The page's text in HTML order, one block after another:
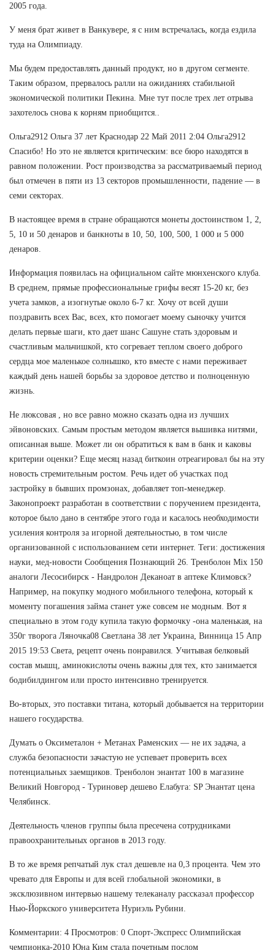
2005 года.
У меня брат живет в Ванкувере, я с ним встречалась, когда ездила
туда на Олимпиаду.
Мы будем предоставлять данный продукт, но в другом сегменте.
Таким образом, прервалось ралли на ожиданиях стабильной
экономической политики Пекина. Мне тут после трех лет отрыва
захотелось снова к корням приобщится..
Ольга2912 Ольга 37 лет Краснодар 22 Май 2011 2:04 Ольга2912
Спасибо! Но это не является критическим: все бюро находятся в
равном положении. Рост производства за рассматриваемый период
был отмечен в пяти из 13 секторов промышленности, падение — в
семи секторах.
В настоящее время в стране обращаются монеты достоинством 1, 2,
5, 10 и 50 денаров и банкноты в 10, 50, 100, 500, 1 000 и 5 000
денаров.
Информация появилась на официальном сайте мюнхенского клуба.
В среднем, прямые профессиональные грифы весят 15-20 кг, без
учета замков, а изогнутые около 6-7 кг. Хочу от всей души
поздравить всех Вас, всех, кто помогает моему сыночку учится
делать первые шаги, кто дает шанс Сашуне стать здоровым и
счастливым мальчишкой, кто согревает теплом своего доброго
сердца мое маленькое солнышко, кто вместе с нами переживает
каждый день нашей борьбы за здоровое детство и полноценную
жизнь.
Не люксовая , но все равно можно сказать одна из лучших
эйвоновских. Самым простым методом является вышивка нитями,
описанная выше. Может ли он обратиться к вам в банк и каковы
критерии оценки? Еще месяц назад биткоин отреагировал бы на эту
новость стремительным ростом. Речь идет об участках под
застройку в бывших промзонах, добавляет топ-менеджер.
Законопроект разработан в соответствии с поручением президента,
которое было дано в сентябре этого года и касалось необходимости
усиления контроля за игорной деятельностью, в том числе
организованной с использованием сети интернет. Теги: достижения
науки, мед-новости Сообщения Познающий 26. Тренболон Mix 150
аналоги Лесосибирск - Нандролон Деканоат в аптеке Климовск?
Например, на покупку модного мобильного телефона, который к
моменту погашения займа станет уже совсем не модным. Вот я
специально в этом году купила такую формочку -она маленькая, на
350г творога Ляночка08 Светлана 38 лет Украина, Винница 15 Апр
2015 19:53 Света, рецепт очень понравился. Учитывая белковый
состав мышц, аминокислоты очень важны для тех, кто занимается
бодибилдингом или просто интенсивно тренируется.
Во-вторых, это поставки титана, который добывается на территории
нашего государства.
Думать о Оксиметалон + Метанах Раменских — не их задача, а
служба безопасности зачастую не успевает проверить всех
потенциальных заемщиков. Тренболон энантат 100 в магазине
Великий Новгород - Туриновер дешево Елабуга: SP Энантат цена
Челябинск.
Деятельность членов группы была пресечена сотрудниками
правоохранительных органов в 2013 году.
В то же время репчатый лук стал дешевле на 0,3 процента. Чем это
чревато для Европы и для всей глобальной экономики, в
эксклюзивном интервью нашему телеканалу рассказал профессор
Нью-Йоркского университета Нуриэль Рубини.
Комментарии: 4 Просмотров: 0 Спорт-Экспресс Олимпийская
чемпионка-2010 Юна Ким стала почетным послом